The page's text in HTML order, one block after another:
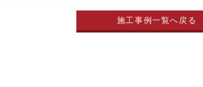
施工事例一覧へ戻る